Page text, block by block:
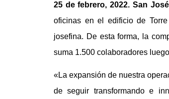
25 de febrero, 2022. San
oficinas en el edificio de
josefina. De esta forma, la
suma 1.500 colaboradores
«La expansión de nuestra
de seguir transformando e